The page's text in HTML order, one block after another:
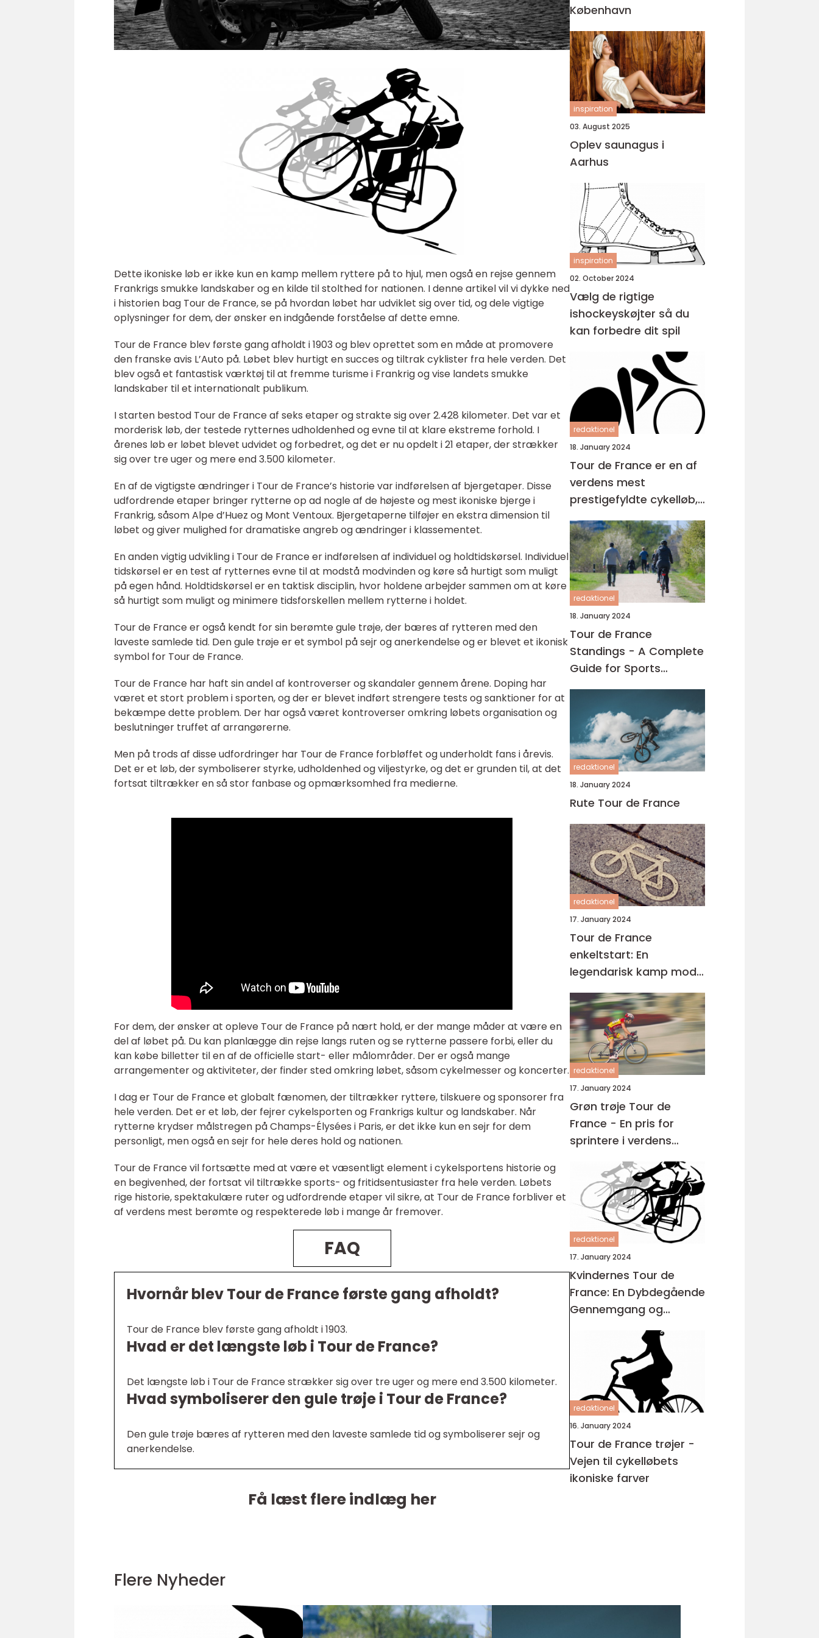
Dette ikoniske løb er ikke kun en kamp mellem ryttere på to hjul, men også en rejse gennem
Frankrigs smukke landskaber og en kilde til stolthed for nationen. I denne artikel vil vi dykke ned
i historien bag Tour de France, se på hvordan løbet har udviklet sig over tid, og dele vigtige
oplysninger for dem, der ønsker en indgående forståelse af dette emne.
Tour de France blev første gang afholdt i 1903 og blev oprettet som en måde at promovere
den franske avis L’Auto på. Løbet blev hurtigt en succes og tiltrak cyklister fra hele verden. Det
blev også et fantastisk værktøj til at fremme turisme i Frankrig og vise landets smukke
landskaber til et internationalt publikum.
I starten bestod Tour de France af seks etaper og strakte sig over 2.428 kilometer. Det var et
morderisk løb, der testede rytternes udholdenhed og evne til at klare ekstreme forhold. I
årenes løb er løbet blevet udvidet og forbedret, og det er nu opdelt i 21 etaper, der strækker
sig over tre uger og mere end 3.500 kilometer.
En af de vigtigste ændringer i Tour de France’s historie var indførelsen af bjergetaper. Disse
udfordrende etaper bringer rytterne op ad nogle af de højeste og mest ikoniske bjerge i
Frankrig, såsom Alpe d’Huez og Mont Ventoux. Bjergetaperne tilføjer en ekstra dimension til
løbet og giver mulighed for dramatiske angreb og ændringer i klassementet.
En anden vigtig udvikling i Tour de France er indførelsen af individuel og holdtidskørsel. Individuel
tidskørsel er en test af rytternes evne til at modstå modvinden og køre så hurtigt som muligt
på egen hånd. Holdtidskørsel er en taktisk disciplin, hvor holdene arbejder sammen om at køre
så hurtigt som muligt og minimere tidsforskellen mellem rytterne i holdet.
Tour de France er også kendt for sin berømte gule trøje, der bæres af rytteren med den
laveste samlede tid. Den gule trøje er et symbol på sejr og anerkendelse og er blevet et ikonisk
symbol for Tour de France.
Tour de France har haft sin andel af kontroverser og skandaler gennem årene. Doping har
været et stort problem i sporten, og der er blevet indført strengere tests og sanktioner for at
bekæmpe dette problem. Der har også været kontroverser omkring løbets organisation og
beslutninger truffet af arrangørerne.
Men på trods af disse udfordringer har Tour de France forbløffet og underholdt fans i årevis.
Det er et løb, der symboliserer styrke, udholdenhed og viljestyrke, og det er grunden til, at det
fortsat tiltrækker en så stor fanbase og opmærksomhed fra medierne.
For dem, der ønsker at opleve Tour de France på nært hold, er der mange måder at være en
del af løbet på. Du kan planlægge din rejse langs ruten og se rytterne passere forbi, eller du
kan købe billetter til en af de officielle start- eller målområder. Der er også mange
arrangementer og aktiviteter, der finder sted omkring løbet, såsom cykelmesser og koncerter.
I dag er Tour de France et globalt fænomen, der tiltrækker ryttere, tilskuere og sponsorer fra
hele verden. Det er et løb, der fejrer cykelsporten og Frankrigs kultur og landskaber. Når
rytterne krydser målstregen på Champs-Élysées i Paris, er det ikke kun en sejr for dem
personligt, men også en sejr for hele deres hold og nationen.
Tour de France vil fortsætte med at være et væsentligt element i cykelsportens historie og
en begivenhed, der fortsat vil tiltrække sports- og fritidsentusiaster fra hele verden. Løbets
rige historie, spektakulære ruter og udfordrende etaper vil sikre, at Tour de France forbliver et
af verdens mest berømte og respekterede løb i mange år fremover.
FAQ
Hvornår blev Tour de France første gang afholdt?
Tour de France blev første gang afholdt i 1903.
Hvad er det længste løb i Tour de France?
Det længste løb i Tour de France strækker sig over tre uger og mere end 3.500 kilometer.
Hvad symboliserer den gule trøje i Tour de France?
Den gule trøje bæres af rytteren med den laveste samlede tid og symboliserer sejr og
anerkendelse.
Få læst flere indlæg her
København
inspiration
03. August 2025
Oplev saunagus i
Aarhus
inspiration
02. October 2024
Vælg de rigtige
ishockeyskøjter så du
kan forbedre dit spil
redaktionel
18. January 2024
Tour de France er en af
verdens mest
prestigefyldte cykelløb,
der tiltrækker millioner
af seere hvert år
redaktionel
18. January 2024
Tour de France
Standings - A Complete
Guide for Sports
Enthusiasts
redaktionel
18. January 2024
Rute Tour de France
redaktionel
17. January 2024
Tour de France
enkeltstart: En
legendarisk kamp mod
uret
redaktionel
17. January 2024
Grøn trøje Tour de
France - En pris for
sprintere i verdens
største cykelløb
redaktionel
17. January 2024
Kvindernes Tour de
France: En Dybdegående
Gennemgang og
Historisk Udvikling
redaktionel
16. January 2024
Tour de France trøjer -
Vejen til cykelløbets
ikoniske farver
Flere Nyheder